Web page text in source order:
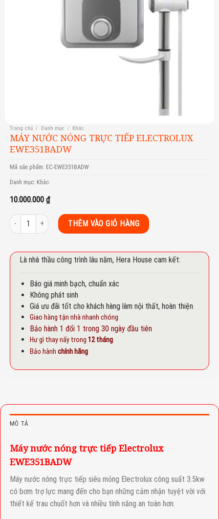
Trang chủ / Danh mục / Khác
MÁY NƯỚC NÓNG TRỰC TIẾP ELECTROLUX
EWE351BADW
Mã sản phẩm: EC-EWE351BADW
Danh mục: Khác
10.000.000 ₫
Máy nước nóng trực tiếp Electrolux EWE351BADW số lượng
THÊM VÀO GIỎ HÀNG
Là nhà thầu công trình lâu năm, Hera House cam kết:
Báo giá minh bạch, chuẩn xác
Không phát sinh
Giá ưu đãi tốt cho khách hàng làm nội thất, hoàn thiện
Giao hàng tận nhà nhanh chóng
Bảo hành 1 đổi 1 trong 30 ngày đầu tiên
Hư gì thay nấy trong 12 tháng
Bảo hành chính hãng
MÔ TẢ
Máy nước nóng trực tiếp Electrolux
EWE351BADW
Máy nước nóng trực tiếp siêu mỏng Electrolux công suất 3.5kw
có bơm trợ lực mang đến cho bạn những cảm nhận tuyệt vời với
thiết kế trau chuốt hơn và nhiều tính năng an toàn hơn.